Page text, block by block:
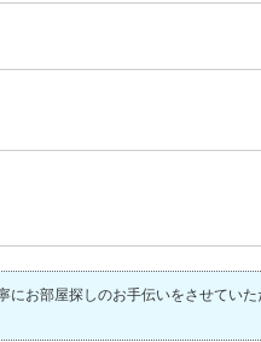
にお部屋探しのお手伝いをさせていた